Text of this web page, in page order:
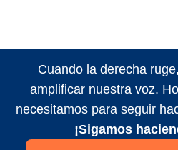
Cuando la derecha
amplificar nuestra voz.
necesitamos para seguir
¡Sigamos